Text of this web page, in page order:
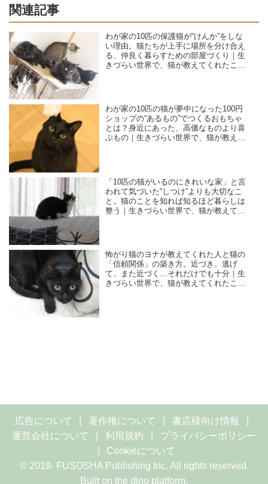
関連記事
わが家の10匹の保護猫が“けんか”をしな
い理由。猫たちが上手に場所を分け合え
る、仲良く暮らすための部屋づくり｜生
きづらい世界で、猫が教えてくれたこと
わが家の10匹の猫が夢中になった100円
ショップの“あるもの”でつくるおもちゃ
とは？身近にあった、高価なものより喜
ぶもの｜生きづらい世界で、猫が教えて
「10匹の猫がいるのにきれいな家」と言
われて気づいた“しつけ”よりも大切なこ
と。猫のことを知れば知るほど暮らしは
整う｜生きづらい世界で、猫が教えてく
怖がり猫のヨナが教えてくれた人と猫の
「信頼関係」の築き方。近づき、逃げ
て、また近づく…それだけでも十分｜生
きづらい世界で、猫が教えてくれたこと
広告について 著作権について
書店様向け情報
運営会社について
利用規約
プライバシーポリシー
Cookieについて
© 2019- FUSOSHA Publishing Inc. All rights reserved.
Built on the dino platform.